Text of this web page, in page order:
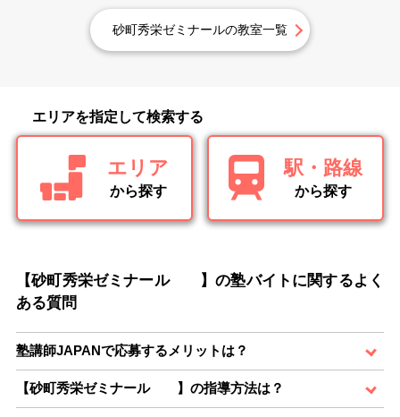
砂町秀栄ゼミナールの教室一覧
エリアを指定して検索する
エリア
から探す
駅・路線
から探す
【砂町秀栄ゼミナール 】の塾バイトに関するよく
ある質問
塾講師JAPANで応募するメリットは？
【砂町秀栄ゼミナール 】の指導方法は？